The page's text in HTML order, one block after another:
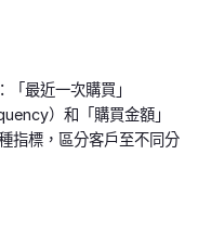
最近一次購買」
）和「購買金額」
指標，區分客戶至不同分